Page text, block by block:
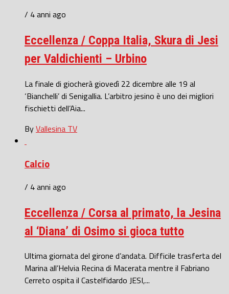
/ 4 anni ago
Eccellenza / Coppa Italia, Skura di Jesi
per Valdichienti – Urbino
La finale di giocherà giovedì 22 dicembre alle 19 al
‘Bianchelli’ di Senigallia. L’arbitro jesino è uno dei migliori
fischietti dell’Aia...
ByVallesina TV
Calcio
/ 4 anni ago
Eccellenza / Corsa al primato, la Jesina
al ‘Diana’ di Osimo si gioca tutto
Ultima giornata del girone d’andata. Difficile trasferta del
Marina all’Helvia Recina di Macerata mentre il Fabriano
Cerreto ospita il Castelfidardo JESI,...